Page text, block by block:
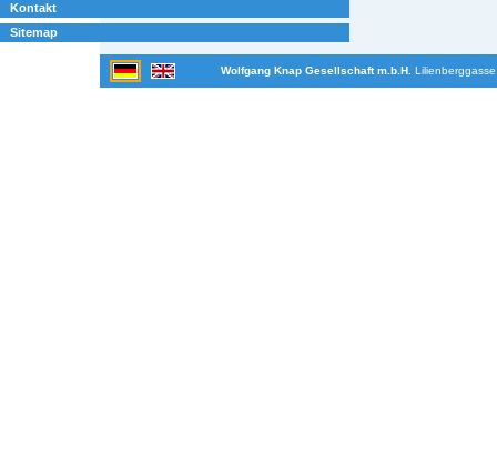
Kontakt
Sitemap
Wolfgang Knap Gesellschaft m.b.H.